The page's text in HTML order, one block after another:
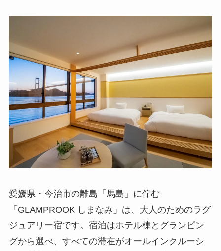
愛媛県・今治市の離島「馬島」に佇む
「GLAMPROOK しまなみ」は、大人のためのラグ
ジュアリー宿です。宿泊はホテル棟とグランピン
グから選べ、すべての滞在がオールインクルーシ